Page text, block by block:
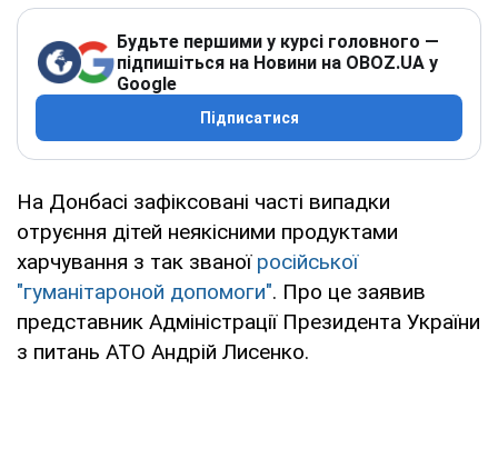
Будьте першими у курсі головного —
підпишіться на Новини на OBOZ.UA у
Google
Підписатися
На Донбасі зафіксовані часті випадки
отруєння дітей неякісними продуктами
харчування з так званої російської
"гуманітароной допомоги". Про це заявив
представник Адміністрації Президента України
з питань АТО Андрій Лисенко.